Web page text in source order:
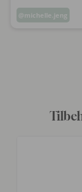
Innlegg
michelle.jeng